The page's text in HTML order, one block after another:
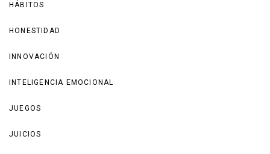
HÁBITOS
HONESTIDAD
INNOVACIÓN
INTELIGENCIA EMOCIONAL
JUEGOS
JUICIOS